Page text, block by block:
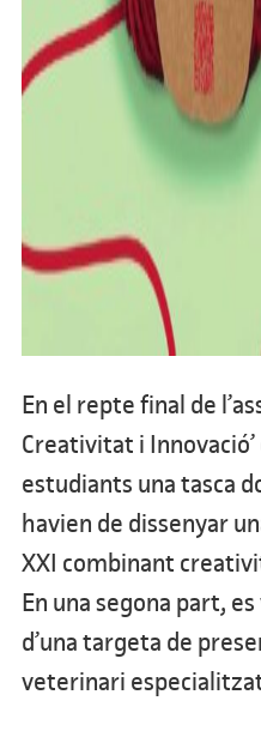
En el repte final de
Creativitat i
estudiants una tasca
havien de dissenyar
XXI combinant
En una segona part,
d’una targeta de
veterinari